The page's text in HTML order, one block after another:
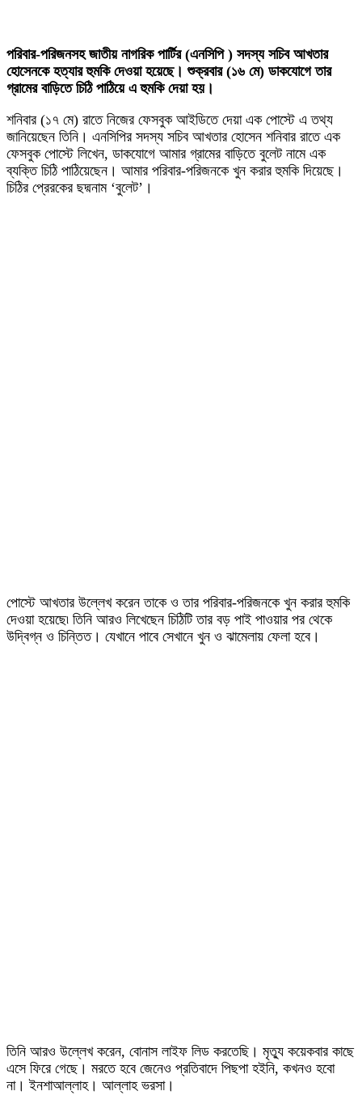
পরিবার-পরিজনসহ জাতীয় নাগরিক পার্টির (এনসিপি ) সদস্য সচিব আখতার
হোসেনকে হত্যার হুমকি দেওয়া হয়েছে। শুক্রবার (১৬ মে) ডাকযোগে তার
গ্রামের বাড়িতে চিঠি পাঠিয়ে এ হুমকি দেয়া হয়।
শনিবার (১৭ মে) রাতে নিজের ফেসবুক আইডিতে দেয়া এক পোস্টে এ তথ্য
জানিয়েছেন তিনি। এনসিপির সদস্য সচিব আখতার হোসেন শনিবার রাতে এক
ফেসবুক পোস্টে লিখেন, ডাকযোগে আমার গ্রামের বাড়িতে বুলেট নামে এক
ব্যক্তি চিঠি পাঠিয়েছেন। আমার পরিবার-পরিজনকে খুন করার হুমকি দিয়েছে।
চিঠির প্রেরকের ছদ্মনাম ‘বুলেট’।
পোস্টে আখতার উল্লেখ করেন তাকে ও তার পরিবার-পরিজনকে খুন করার হুমকি
দেওয়া হয়েছে৷ তিনি আরও লিখেছেন চিঠিটি তার বড় পাই পাওয়ার পর থেকে
উদ্বিগ্ন ও চিন্তিত। যেখানে পাবে সেখানে খুন ও ঝামেলায় ফেলা হবে।
তিনি আরও উল্লেখ করেন, বোনাস লাইফ লিড করতেছি। মৃত্যু কয়েকবার কাছে
এসে ফিরে গেছে। মরতে হবে জেনেও প্রতিবাদে পিছপা হইনি, কখনও হবো
না। ইনশাআল্লাহ। আল্লাহ ভরসা।